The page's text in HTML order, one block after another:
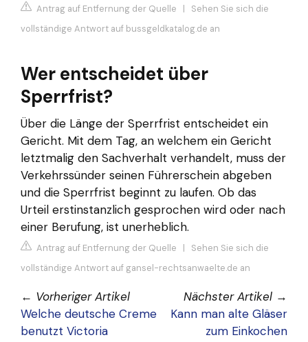
Antrag auf Entfernung der Quelle | Sehen Sie sich die
vollständige Antwort auf bussgeldkatalog.de an
Wer entscheidet über
Sperrfrist?
Über die Länge der Sperrfrist entscheidet ein
Gericht. Mit dem Tag, an welchem ein Gericht
letztmalig den Sachverhalt verhandelt, muss der
Verkehrssünder seinen Führerschein abgeben
und die Sperrfrist beginnt zu laufen. Ob das
Urteil erstinstanzlich gesprochen wird oder nach
einer Berufung, ist unerheblich.
Antrag auf Entfernung der Quelle | Sehen Sie sich die
vollständige Antwort auf gansel-rechtsanwaelte.de an
← Vorheriger Artikel
Welche deutsche Creme
benutzt Victoria
Nächster Artikel →
Kann man alte Gläser
zum Einkochen